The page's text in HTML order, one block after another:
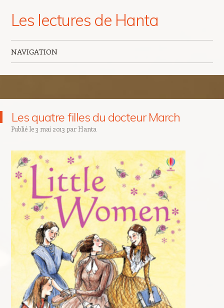
Les lectures de Hanta
NAVIGATION
Les quatre filles du docteur March
Publié le3 mai 2013 par Hanta